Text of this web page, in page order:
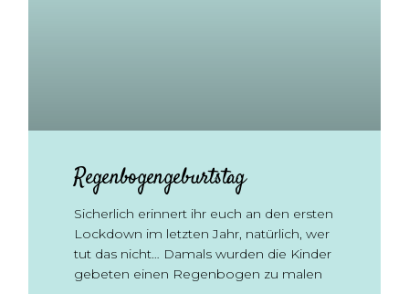
Regenbogengeburtstag
Sicherlich erinnert ihr euch an den ersten
Lockdown im letzten Jahr, natürlich, wer
tut das nicht… Damals wurden die Kinder
gebeten einen Regenbogen zu malen